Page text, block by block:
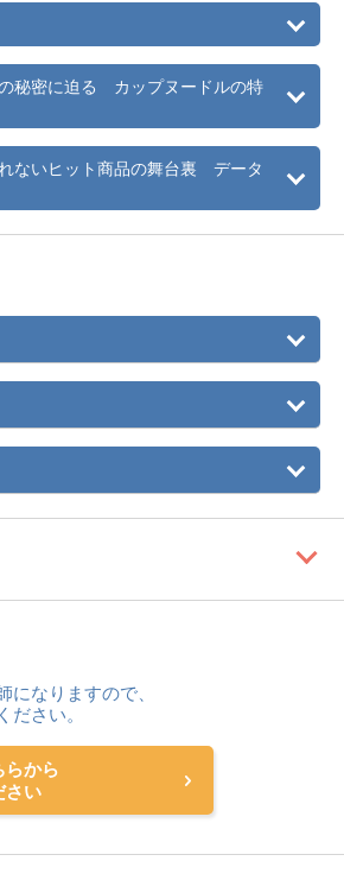
秘密に迫る カップヌードルの特
ないヒット商品の舞台裏 データ
になりますので、
ださい。
らから
さい